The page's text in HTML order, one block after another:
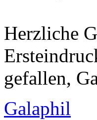
Herzliche
gefallen,
Galaphil